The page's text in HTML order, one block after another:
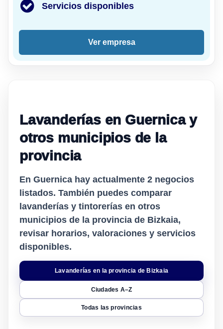
Servicios disponibles
Ver empresa
Lavanderías en Guernica y
otros municipios de la
provincia
En Guernica hay actualmente 2 negocios
listados. También puedes comparar
lavanderías y tintorerías en otros
municipios de la provincia de Bizkaia,
revisar horarios, valoraciones y servicios
disponibles.
Lavanderías en la provincia de Bizkaia
Ciudades A–Z
Todas las provincias